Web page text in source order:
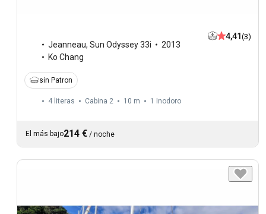
Jeanneau, Sun Odyssey 33i
2013
Ko Chang
4,41 (3)
sin Patron
4 literas Cabina 2 10 m 1 Inodoro
El más bajo214 € / noche